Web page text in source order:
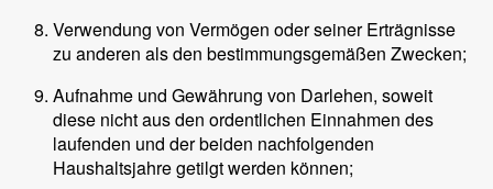
Verwendung von Vermögen oder seiner Erträgnisse
zu anderen als den bestimmungsgemäßen Zwecken;
Aufnahme und Gewährung von Darlehen, soweit
diese nicht aus den ordentlichen Einnahmen des
laufenden und der beiden nachfolgenden
Haushaltsjahre getilgt werden können;